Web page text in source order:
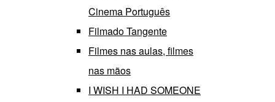
Cinema Português
Filmado Tangente
Filmes nas aulas, filmes
nas mãos
I WISH I HAD SOMEONE